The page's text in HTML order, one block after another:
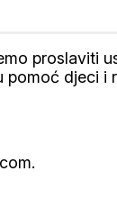
proslaviti
djeci i